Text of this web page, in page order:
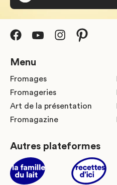
Menu
Fromages
Fromageries
Art de la présentation
Fromagazine
Autres plateformes